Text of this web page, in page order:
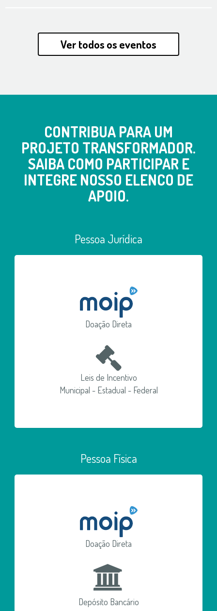
Ver todos os eventos
CONTRIBUA PARA UM
PROJETO TRANSFORMADOR.
SAIBA COMO PARTICIPAR E
INTEGRE NOSSO ELENCO DE
APOIO.
Pessoa Jurídica
Doação Direta
Leis de Incentivo
Municipal - Estadual - Federal
Pessoa Física
Doação Direta
Depósito Bancário